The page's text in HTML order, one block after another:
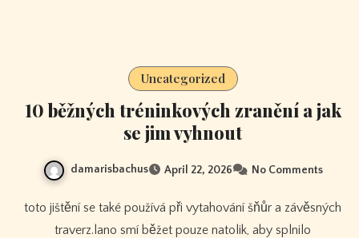
Uncategorized
10 běžných tréninkových zranění a jak
se jim vyhnout
damarisbachus April 22, 2026 No Comments
toto jištění se také používá při vytahování šňůr a závěsných
traverz.lano smí běžet pouze natolik, aby splnilo